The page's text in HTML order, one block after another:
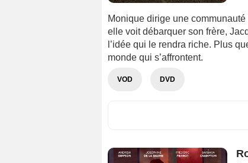
Monique dirige une
elle voit débarquer son frère,
l’idée qui le rendra riche. Plus
monde qui s’affrontent.
VOD DVD